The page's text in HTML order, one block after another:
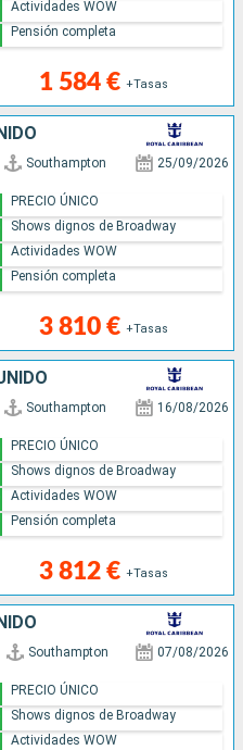
1 584 € +Tasas
Actividades WOW
Pensión completa
Southampton 25/09/2026
3 810 € +Tasas
PRECIO ÚNICO
Shows dignos de Broadway
Actividades WOW
Pensión completa
Southampton 16/08/2026
3 812 € +Tasas
PRECIO ÚNICO
Shows dignos de Broadway
Actividades WOW
Pensión completa
Southampton 07/08/2026
PRECIO ÚNICO
Shows dignos de Broadway
Actividades WOW